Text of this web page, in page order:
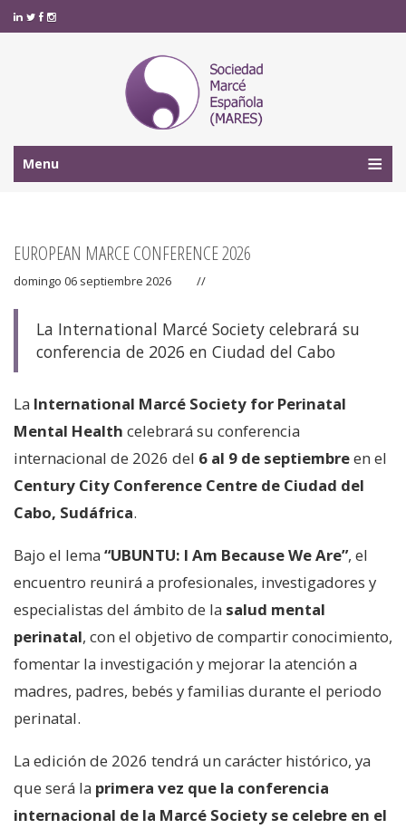
Menu
EUROPEAN MARCE CONFERENCE 2026
domingo 06 septiembre 2026 //
La International Marcé Society celebrará su
conferencia de 2026 en Ciudad del Cabo
La International Marcé Society for Perinatal
Mental Health celebrará su conferencia
internacional de 2026 del 6 al 9 de septiembreen el
Century City Conference Centre de Ciudad del
Cabo, Sudáfrica.
Bajo el lema “UBUNTU: I Am Because We Are”, el
encuentro reunirá a profesionales, investigadores y
especialistas del ámbito de la salud mental
perinatal, con el objetivo de compartir conocimiento,
fomentar la investigación y mejorar la atención a
madres, padres, bebés y familias durante el periodo
perinatal.
La edición de 2026 tendrá un carácter histórico, ya
que será la primera vez que la conferencia
internacional de la Marcé Society se celebre en el